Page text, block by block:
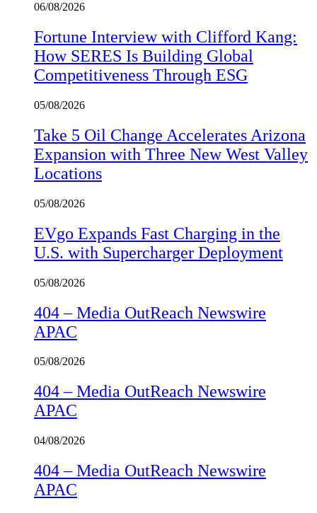
06/08/2026
Fortune Interview with Clifford Kang:
How SERES Is Building Global
Competitiveness Through ESG
05/08/2026
Take 5 Oil Change Accelerates Arizona
Expansion with Three New West Valley
Locations
05/08/2026
EVgo Expands Fast Charging in the
U.S. with Supercharger Deployment
05/08/2026
404 – Media OutReach Newswire
APAC
05/08/2026
404 – Media OutReach Newswire
APAC
04/08/2026
404 – Media OutReach Newswire
APAC